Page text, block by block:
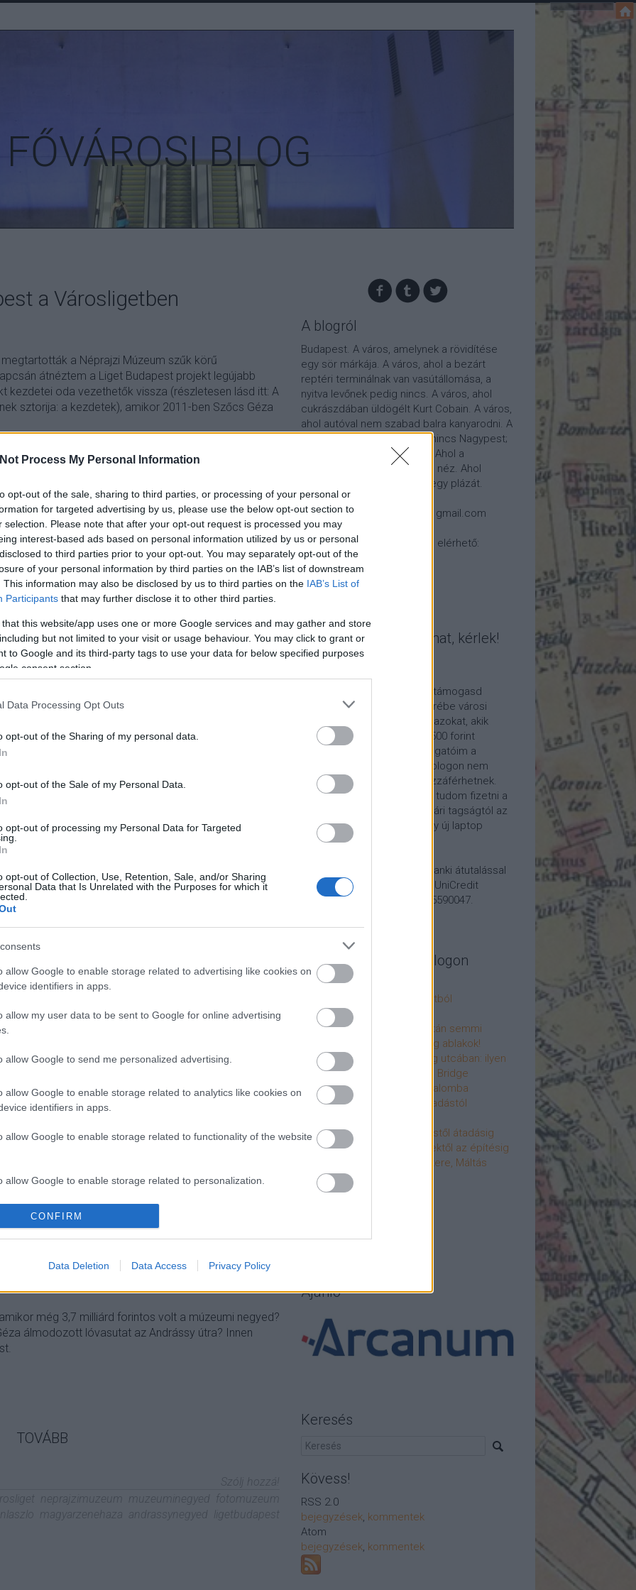
Process My Personal Information
opt-out of the sale, sharing to third parties, or processing of your personal or
for targeted advertising by us, please use the below opt-out section to
selection. Please note that after your opt-out request is processed you may
interest-based ads based on personal information utilized by us or personal
to third parties prior to your opt-out. You may separately opt-out of the
of your personal information by third parties on the IAB’s list of downstream
This information may also be disclosed by us to third parties on the IAB’s List of
Participants that may further disclose it to other third parties.
that this website/app uses one or more Google services and may gather and store
but not limited to your visit or usage behaviour. You may click to grant or
to Google and its third-party tags to use your data for below specified purposes
consent section.
Data Processing Opt Outs
opt-out of the Sharing of my personal data.
opt-out of the Sale of my Personal Data.
opt-out of processing my Personal Data for Targeted
opt-out of Collection, Use, Retention, Sale, and/or Sharing
Data that Is Unrelated with the Purposes for which it
allow Google to enable storage related to advertising like cookies on
identifiers in apps.
allow my user data to be sent to Google for online advertising
allow Google to send me personalized advertising.
allow Google to enable storage related to analytics like cookies on
identifiers in apps.
allow Google to enable storage related to functionality of the website
allow Google to enable storage related to personalization.
allow Google to enable storage related to security, including
functionality and fraud prevention, and other user protection.
CONFIRM
Data Deletion Data Access Privacy Policy
FŐVÁROSI BLOG
a Városligetben
a Néprajzi Múzeum szűk körű
átnéztem a Liget Budapest projekt legújabb
kezdetei oda vezethetők vissza (részletesen lásd itt: A
sztorija: a kezdetek), amikor 2011-ben Szőcs Géza
9komment
varosliget neprajzimuzeum muzeuminegyed baanlaszlo
magyarzenehaza ligetbudapest biodom omrrk
2017-2018
Múzeumi Negyedben csak a változás és a
első részben már bemutattam, hogy hogyan lett egy
magyarzenehaza andrassynegyed ligetbudapest
sztorija, 2014-2016
kerülhet az 56-os emlékműhöz az új épület, ha oda
Építészeti Múzeumot tervezték? Olvassa el az elmúlt
neprajzimuzeum muzeuminegyed fotomuzeum
sztorija: a kezdetek
még 3,7 milliárd forintos volt a múzeumi negyed?
álmodozott lóvasutat az Andrássy útra? Innen
TOVÁBB
Szólj hozzá!
neprajzimuzeum muzeuminegyed fotomuzeum
magyarzenehaza andrassynegyed ligetbudapest
A blogról
Budapest. A város, amelynek a rövidítése
egy sör márkája. A város, ahol a bezárt
reptéri terminálnak van vasútállomása, a
nyitva levőnek pedig nincs. A város, ahol
cukrászdában üldögélt Kurt Cobain. A város,
ahol autóval nem szabad balra kanyarodni. A
város, ahol van Kispest, de nincs Nagypest;
van Újpest, de nincs Ópest. Ahol a
Városháza nem a város felé néz. Ahol
lelátóról nézhetünk élőben egy plázát.
Kapcsolat: 7788fido (kukac) gmail.com
A blog ezeken a helyeken is elérhető:
Támogasd a munkámat, kérlek!
Become a Patron!
Ha tetszik a blogom, kérlek támogasd
munkámat anyagilag is! Cserébe városi
sétára hívom meg időnként azokat, akik
legalább havi 5 euró vagy 2500 forint
támogatást küldenek. Támogatóim a
Patreon.com-on exkluzív, a blogon nem
elérhető tartalmakhoz is hozzáférhetnek.
Támogatásod segítségével tudom fizetni a
munkám költségeit a könyvtári tagságtól az
Arcanum előfizetésen át egy új laptop
tervezett beszerzéséig.
Támogatásodat egyszerű banki átutalással
is megteheted: Papp Géza, UniCredit
Bank, 10918001-00000022-65590047.
A legújabb cikkek a blogon
Búcsú
Egy fogorvosi rendelő a múltból
Bush a 4-es metrón
HÉV: tervezik, megígérik, aztán semmi
És újjászülettek az ólomüveg ablakok!
Meghökkentő terek a Mérleg utcában: ilyen
lett a Mamaison Hotel Chain Bridge
Új élet költözött a Hengermalomba
A Váralagút története: az átadástól
A Váralagút története: építéstől átadásig
A Váralagút története: ötletektől az építésig
A romantika elfeledett mestere, Máltás
Hugó
10 éve hunyt el Dúl Dezső
Facebook
Ajánló
Keresés
Kövess!
RSS 2.0
bejegyzések, kommentek
Atom
bejegyzések, kommentek